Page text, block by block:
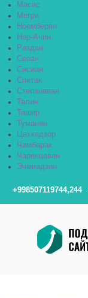
Масис
Мегри
Ноемберян
Нор-Ачин
Раздан
Севан
Сисиан
Спитак
Степанаван
Талин
Ташир
Туманян
Цахкадзор
Чамбарак
Чаренцаван
Эчмиадзин
+998507119744,244